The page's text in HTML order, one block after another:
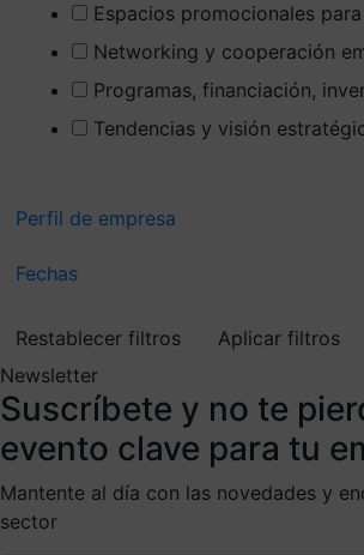
Espacios promocionales
Networking y cooperación
Programas, financiación,
Tendencias y visión
Perfil de empresa
Fechas
Restablecer filtros
Aplicar filtros
Newsletter
Suscríbete y no te
evento clave para tu
Mantente al día con las novedades y
sector